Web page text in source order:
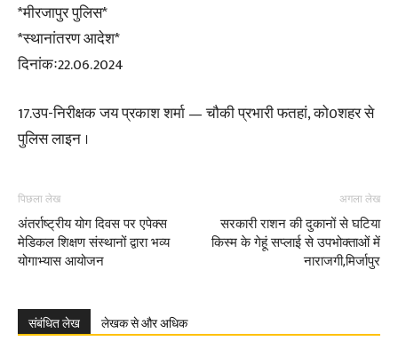
*मीरजापुर पुलिस*
*स्थानांतरण आदेश*
दिनांकः22.06.2024
17.उप-निरीक्षक जय प्रकाश शर्मा — चौकी प्रभारी फतहां, को0शहर से
पुलिस लाइन ।
पिछला लेख
अंतर्राष्ट्रीय योग दिवस पर एपेक्स
मेडिकल शिक्षण संस्थानों द्वारा भव्य
योगाभ्यास आयोजन
अगला लेख
सरकारी राशन की दुकानों से घटिया
किस्म के गेहूं सप्लाई से उपभोक्ताओं में
नाराजगी,मिर्जापुर
संबंधित लेख लेखक से और अधिक